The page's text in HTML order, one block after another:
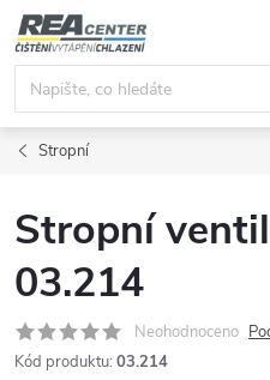
Přejít
na
obsah
Stropní
Stropní
03.214
Neohodnoceno
Kód produktu: 03.214